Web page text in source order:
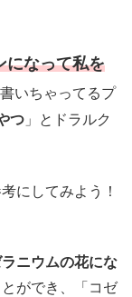
になって私を
いちゃってるプ
つ 」とドラルク
にしてみよう！
ニウムの花にな
ができ、「コゼ